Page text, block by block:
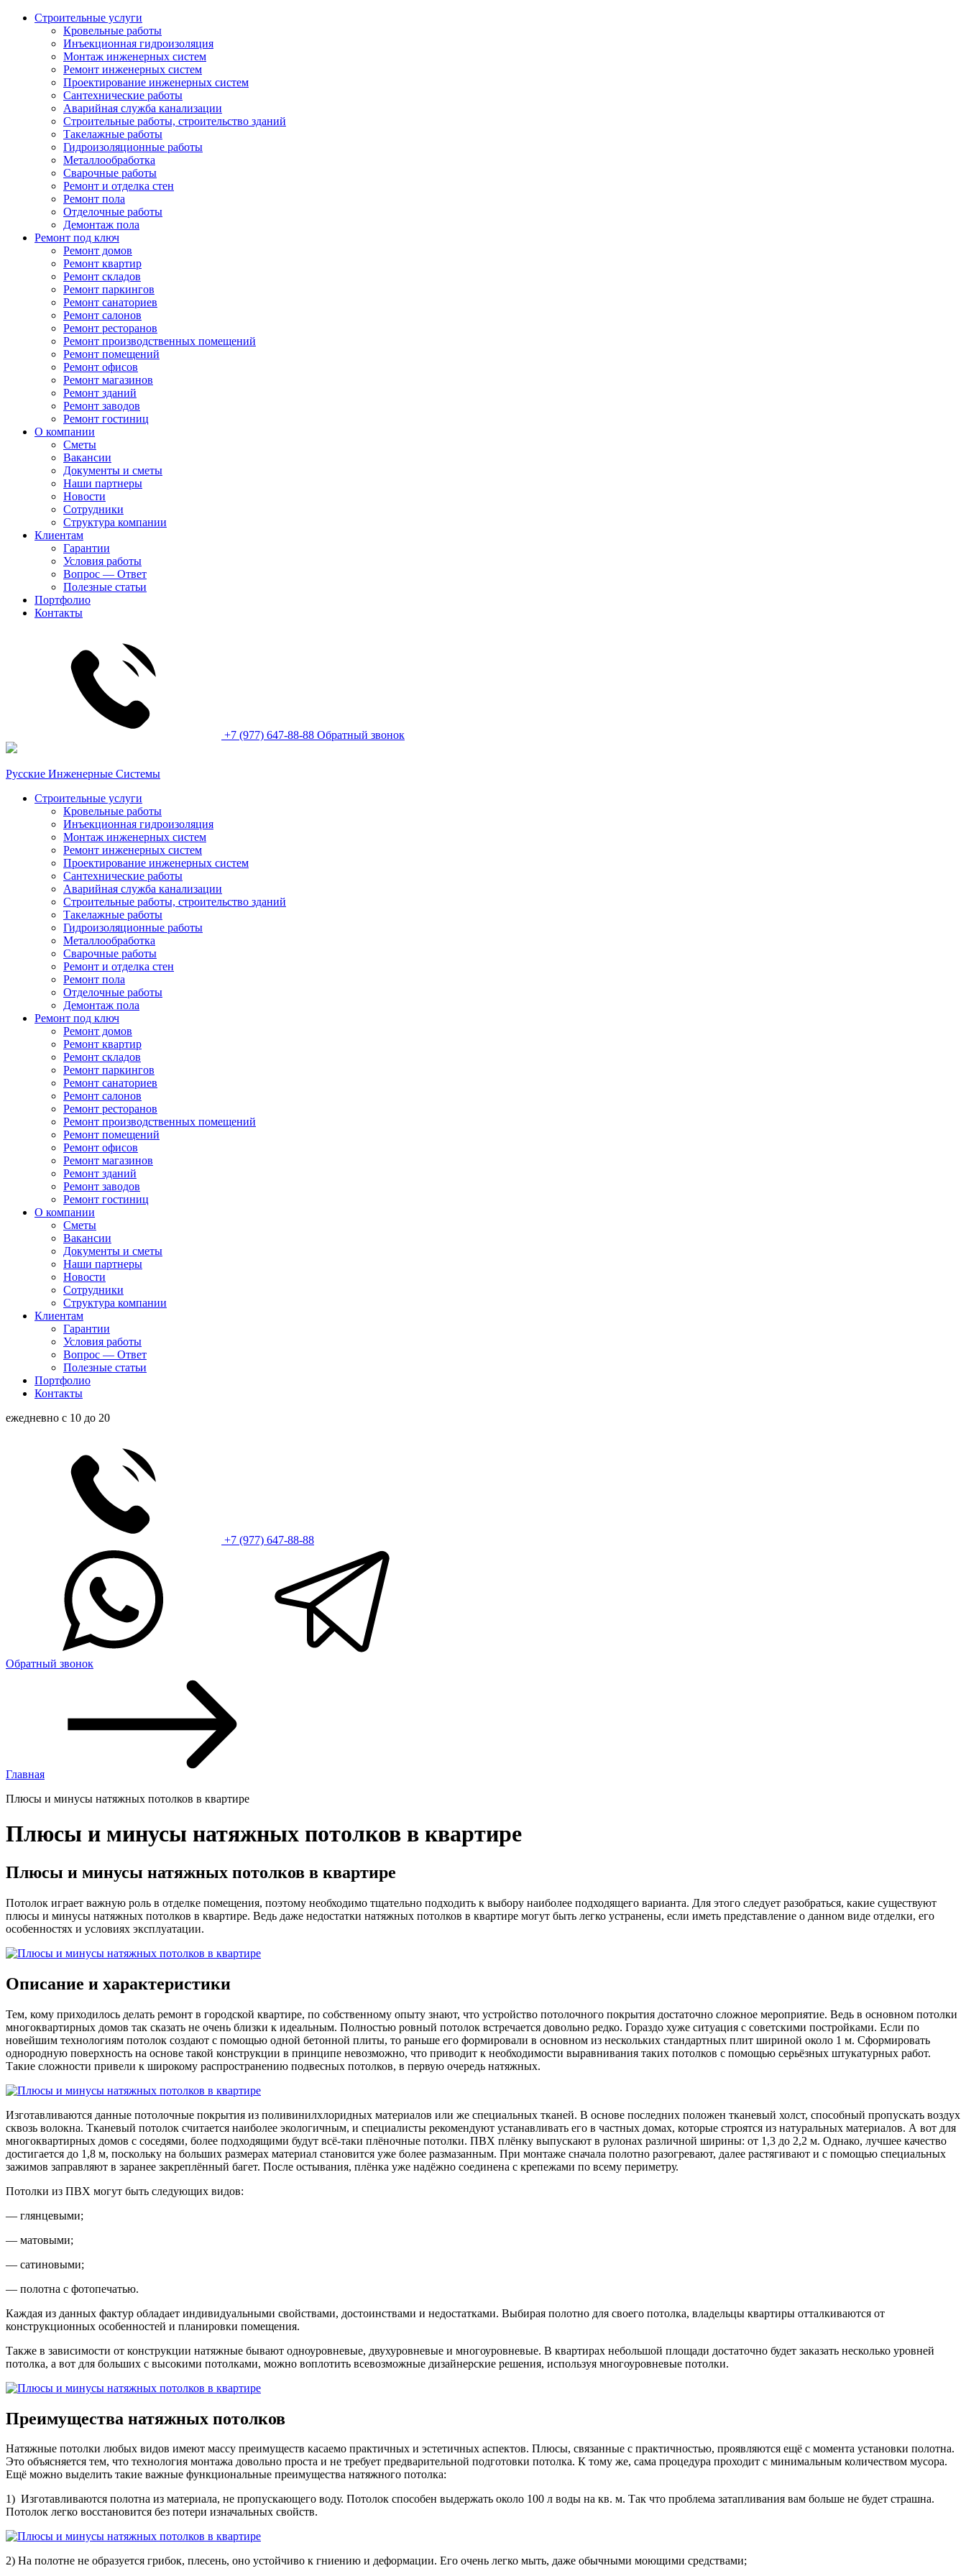
Строительные услуги
Кровельные работы
Инъекционная гидроизоляция
Монтаж инженерных систем
Ремонт инженерных систем
Проектирование инженерных систем
Сантехнические работы
Аварийная служба канализации
Строительные работы, строительство зданий
Такелажные работы
Гидроизоляционные работы
Металлообработка
Сварочные работы
Ремонт и отделка стен
Ремонт пола
Отделочные работы
Демонтаж пола
Ремонт под ключ
Ремонт домов
Ремонт квартир
Ремонт складов
Ремонт паркингов
Ремонт санаториев
Ремонт салонов
Ремонт ресторанов
Ремонт производственных помещений
Ремонт помещений
Ремонт офисов
Ремонт магазинов
Ремонт зданий
Ремонт заводов
Ремонт гостиниц
О компании
Сметы
Вакансии
Документы и сметы
Наши партнеры
Новости
Сотрудники
Структура компании
Клиентам
Гарантии
Условия работы
Вопрос — Ответ
Полезные статьи
Портфолио
Контакты
+7 (977) 647-88-88 Обратный звонок
Русские Инженерные Системы
Строительные услуги
Кровельные работы
Инъекционная гидроизоляция
Монтаж инженерных систем
Ремонт инженерных систем
Проектирование инженерных систем
Сантехнические работы
Аварийная служба канализации
Строительные работы, строительство зданий
Такелажные работы
Гидроизоляционные работы
Металлообработка
Сварочные работы
Ремонт и отделка стен
Ремонт пола
Отделочные работы
Демонтаж пола
Ремонт под ключ
Ремонт домов
Ремонт квартир
Ремонт складов
Ремонт паркингов
Ремонт санаториев
Ремонт салонов
Ремонт ресторанов
Ремонт производственных помещений
Ремонт помещений
Ремонт офисов
Ремонт магазинов
Ремонт зданий
Ремонт заводов
Ремонт гостиниц
О компании
Сметы
Вакансии
Документы и сметы
Наши партнеры
Новости
Сотрудники
Структура компании
Клиентам
Гарантии
Условия работы
Вопрос — Ответ
Полезные статьи
Портфолио
Контакты
ежедневно с 10 до 20
+7 (977) 647-88-88
Обратный звонок
Главная
Плюсы и минусы натяжных потолков в квартире
Плюсы и минусы натяжных потолков в квартире
Плюсы и минусы натяжных потолков в квартире
Потолок играет важную роль в отделке помещения, поэтому необходимо тщательно подходить к выбору наиболее подходящего варианта. Для этого следует разобраться, какие существуют
плюсы и минусы натяжных потолков в квартире. Ведь даже недостатки натяжных потолков в квартире могут быть легко устранены, если иметь представление о данном виде отделки, его
особенностях и условиях эксплуатации.
Описание и характеристики
Тем, кому приходилось делать ремонт в городской квартире, по собственному опыту знают, что устройство потолочного покрытия достаточно сложное мероприятие. Ведь в основном потолки
многоквартирных домов так сказать не очень близки к идеальным. Полностью ровный потолок встречается довольно редко. Гораздо хуже ситуация с советскими постройками. Если по
новейшим технологиям потолок создают с помощью одной бетонной плиты, то раньше его формировали в основном из нескольких стандартных плит шириной около 1 м. Сформировать
однородную поверхность на основе такой конструкции в принципе невозможно, что приводит к необходимости выравнивания таких потолков с помощью серьёзных штукатурных работ.
Такие сложности привели к широкому распространению подвесных потолков, в первую очередь натяжных.
Изготавливаются данные потолочные покрытия из поливинилхлоридных материалов или же специальных тканей. В основе последних положен тканевый холст, способный пропускать воздух
сквозь волокна. Тканевый потолок считается наиболее экологичным, и специалисты рекомендуют устанавливать его в частных домах, которые строятся из натуральных материалов. А вот для
многоквартирных домов с соседями, более подходящими будут всё-таки плёночные потолки. ПВХ плёнку выпускают в рулонах различной ширины: от 1,3 до 2,2 м. Однако, лучшее качество
достигается до 1,8 м, поскольку на больших размерах материал становится уже более размазанным. При монтаже сначала полотно разогревают, далее растягивают и с помощью специальных
зажимов заправляют в заранее закреплённый багет. После остывания, плёнка уже надёжно соединена с крепежами по всему периметру.
Потолки из ПВХ могут быть следующих видов:
— глянцевыми;
— матовыми;
— сатиновыми;
— полотна с фотопечатью.
Каждая из данных фактур обладает индивидуальными свойствами, достоинствами и недостатками. Выбирая полотно для своего потолка, владельцы квартиры отталкиваются от
конструкционных особенностей и планировки помещения.
Также в зависимости от конструкции натяжные бывают одноуровневые, двухуровневые и многоуровневые. В квартирах небольшой площади достаточно будет заказать несколько уровней
потолка, а вот для больших с высокими потолками, можно воплотить всевозможные дизайнерские решения, используя многоуровневые потолки.
Преимущества натяжных потолков
Натяжные потолки любых видов имеют массу преимуществ касаемо практичных и эстетичных аспектов. Плюсы, связанные с практичностью, проявляются ещё с момента установки полотна.
Это объясняется тем, что технология монтажа довольно проста и не требует предварительной подготовки потолка. К тому же, сама процедура проходит с минимальным количеством мусора.
Ещё можно выделить такие важные функциональные преимущества натяжного потолка:
1) Изготавливаются полотна из материала, не пропускающего воду. Потолок способен выдержать около 100 л воды на кв. м. Так что проблема затапливания вам больше не будет страшна.
Потолок легко восстановится без потери изначальных свойств.
2) На полотне не образуется грибок, плесень, оно устойчиво к гниению и деформации. Его очень легко мыть, даже обычными моющими средствами;